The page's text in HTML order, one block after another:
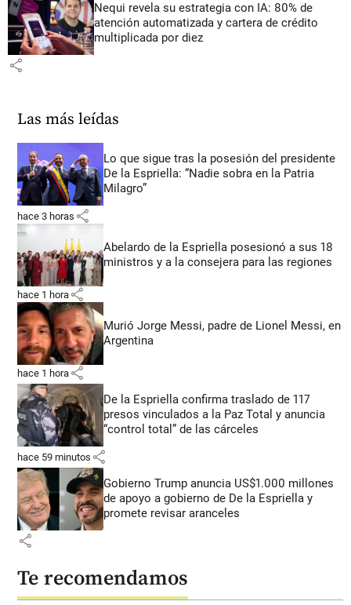
Nequi revela su estrategia con IA: 80% de
atención automatizada y cartera de crédito
multiplicada por diez
share
Las más leídas
Lo que sigue tras la posesión del presidente
De la Espriella: “Nadie sobra en la Patria
Milagro”
hace 3 horas share
Abelardo de la Espriella posesionó a sus 18
ministros y a la consejera para las regiones
hace 1 hora share
Murió Jorge Messi, padre de Lionel Messi, en
Argentina
hace 1 hora share
De la Espriella confirma traslado de 117
presos vinculados a la Paz Total y anuncia
“control total” de las cárceles
hace 59 minutos share
Gobierno Trump anuncia US$1.000 millones
de apoyo a gobierno de De la Espriella y
promete revisar aranceles
share
Te recomendamos